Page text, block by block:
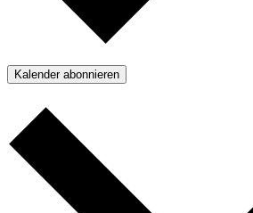
Kalender abonnieren